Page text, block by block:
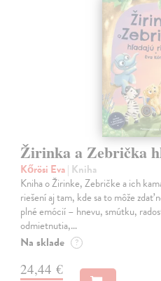
Žirinka a Zebrička
Kőrösi Eva| Kniha
Kniha o Žirinke, Zebričke a ich
riešení aj tam, kde sa to môže zdať
plné emócií – hnevu, smútku,
odmietnutia,…
Na sklade ?
24,44 €